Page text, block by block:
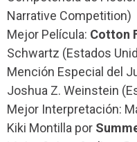
Narrative Competition)
Mejor Película: Cotton
Schwartz (Estados
Mención Especial del
Joshua Z. Weinstein
Mejor Interpretación:
Kiki Montilla por